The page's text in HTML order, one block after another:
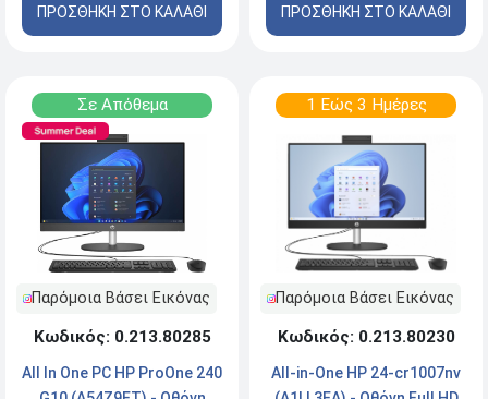
ΠΡΟΣΘΗΚΗ ΣΤΟ ΚΑΛΑΘΙ
Grey
ΠΡΟΣΘΗΚΗ ΣΤΟ ΚΑΛΑΘΙ
Σε Απόθεμα
Παρόμοια Βάσει Εικόνας
Κωδικός: 0.213.80285
All In One PC HP ProOne 240
1 Εώς 3 Ημέρες
Παρόμοια Βάσει Εικόνας
Κωδικός: 0.213.80230
All-in-One HP 24-cr1007nv